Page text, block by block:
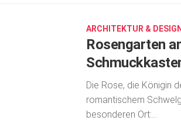
ARCHITEKTUR & DESIGN
Rosengarten
Die Rose, die Königin
romantischem
besonderen Ort:...